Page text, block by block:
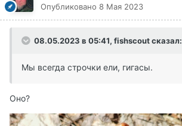
Опубликовано 8 Мая 2023
08.05.2023 в 05:41, fishscoutсказал:
Мы всегда строчки ели, гигасы.
Оно?